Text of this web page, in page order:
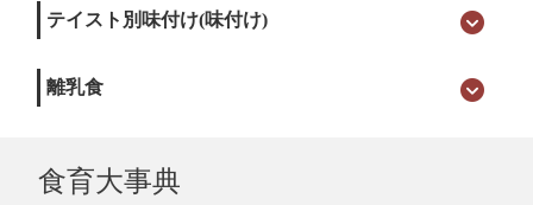
テイスト別味付け(味付け)
離乳食
食育大事典